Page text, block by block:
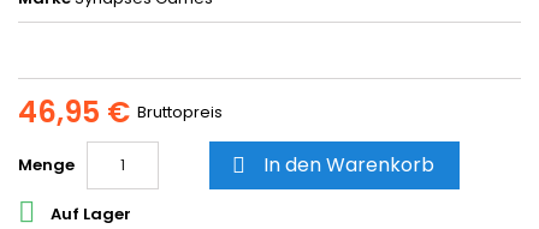
46,95 € Bruttopreis
Menge  In den Warenkorb
 Auf Lager